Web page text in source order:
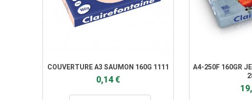
COUVERTURE A3 SAUMON 160G 1111
0,14 €
A4-250F 160GR